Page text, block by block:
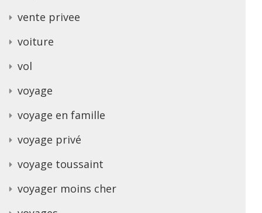
vente privee
voiture
vol
voyage
voyage en famille
voyage privé
voyage toussaint
voyager moins cher